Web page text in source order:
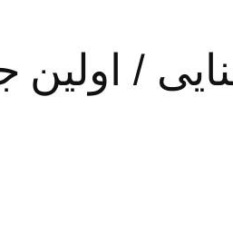
/ اولین